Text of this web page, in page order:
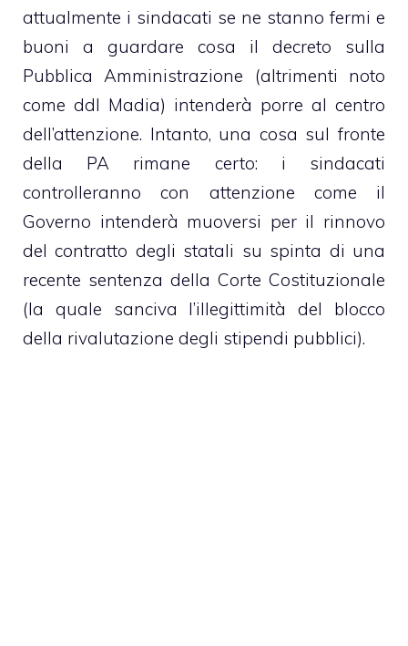
attualmente i sindacati se ne stanno fermi e
buoni a guardare cosa il decreto sulla
Pubblica Amministrazione (altrimenti noto
come ddl Madia) intenderà porre al centro
dell’attenzione. Intanto, una cosa sul fronte
della PA rimane certo: i sindacati
controlleranno con attenzione come il
Governo intenderà muoversi per il rinnovo
del contratto degli statali su spinta di una
recente sentenza della Corte Costituzionale
(la quale sanciva l’illegittimità del blocco
della rivalutazione degli stipendi pubblici).